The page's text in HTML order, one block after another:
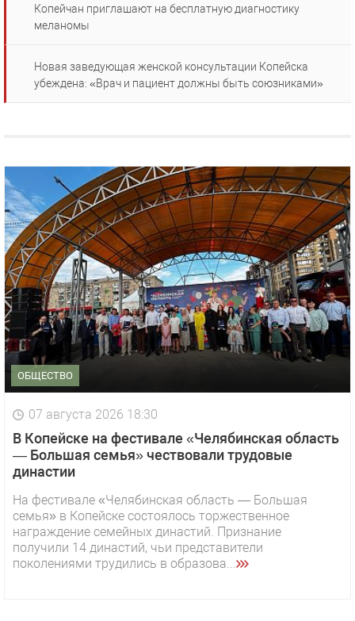
Копейчан приглашают на бесплатную диагностику
меланомы
Новая заведующая женской консультации Копейска
убеждена: «Врач и пациент должны быть союзниками»
ОБЩЕСТВО
07 августа 2026 18:30
В Копейске на фестивале «Челябинская область
— Большая семья» чествовали трудовые
династии
На фестивале «Челябинская область — Большая
семья» в Копейске состоялось торжественное
награждение семейных династий. Признание
получили 14 династий, чьи представители
поколениями трудились в образова...